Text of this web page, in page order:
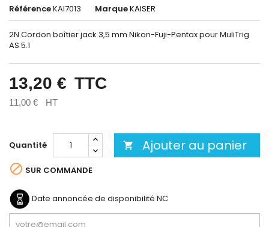
RéférenceKAI7013 MarqueKAISER
2N Cordon boîtier jack 3,5 mm Nikon-Fuji-Pentax pour MuliTrig
AS 5.1
13,20 € TTC
11,00 € HT
Quantité  Ajouter au panier
 SUR COMMANDE
Date annoncée de disponibilité NC